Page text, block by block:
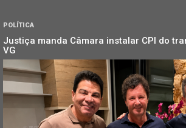
POLÍTICA
Justiça manda Câmara instalar CPI do
VG